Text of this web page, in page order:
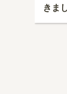
きま